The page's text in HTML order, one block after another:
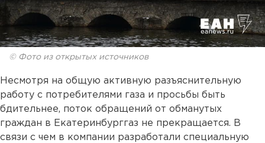
© Фото из открытых источников
Несмотря на общую активную разъяснительную
работу с потребителями газа и просьбы быть
бдительнее, поток обращений от обманутых
граждан в Екатеринбурггаз не прекращается. В
связи с чем в компании разработали специальную